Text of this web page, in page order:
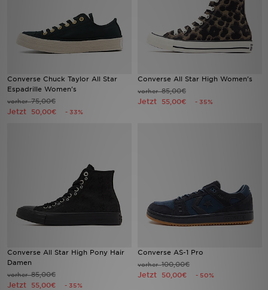
Converse Chuck Taylor All Star
Espadrille Women's
vorher75,00€
Jetzt 50,00€ - 33%
Converse All Star High Women's
vorher85,00€
Jetzt 55,00€ - 35%
Converse All Star High Pony Hair
Damen
vorher85,00€
Jetzt 55,00€ - 35%
Converse AS-1 Pro
vorher100,00€
Jetzt 50,00€ - 50%
Sport
Lade die APP
Filialfinder
Geschenkgutschein
Studenten